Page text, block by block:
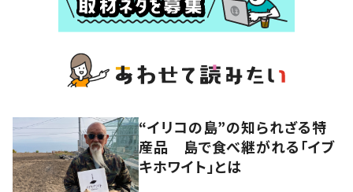
“イリコの島”の知られざる特
産品 島で食べ継がれる「イブ
キホワイト」とは